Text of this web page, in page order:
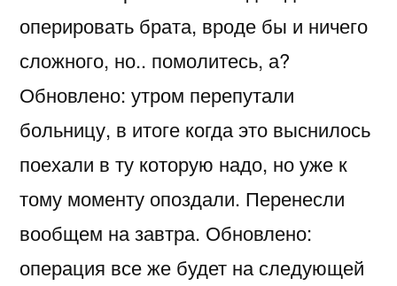
оперировать брата, вроде бы и ничего
сложного, но.. помолитесь, а?
Обновлено: утром перепутали
больницу, в итоге когда это выснилось
поехали в ту которую надо, но уже к
тому моменту опоздали. Перенесли
вообщем на завтра. Обновлено:
операция все же будет на следующей